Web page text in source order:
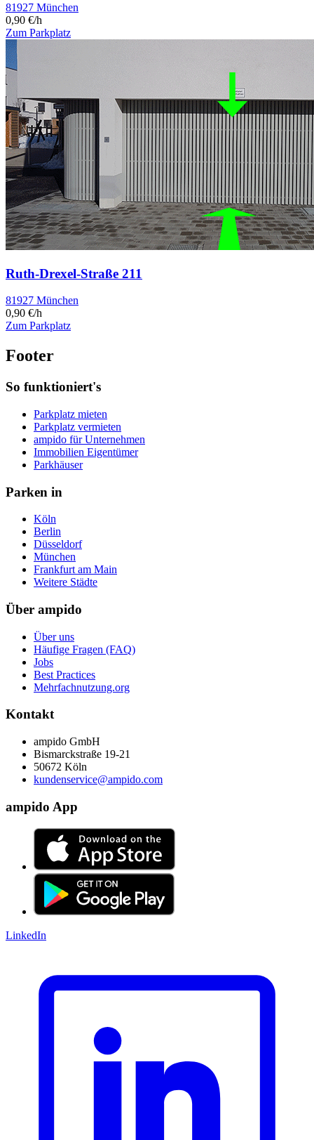
81927 München
0,90 €/h
Zum Parkplatz
Ruth-Drexel-Straße 211
81927 München
0,90 €/h
Zum Parkplatz
Footer
So funktioniert's
Parkplatz mieten
Parkplatz vermieten
ampido für Unternehmen
Immobilien Eigentümer
Parkhäuser
Parken in
Köln
Berlin
Düsseldorf
München
Frankfurt am Main
Weitere Städte
Über ampido
Über uns
Häufige Fragen (FAQ)
Jobs
Best Practices
Mehrfachnutzung.org
Kontakt
ampido GmbH
Bismarckstraße 19-21
50672 Köln
kundenservice@ampido.com
ampido App
LinkedIn